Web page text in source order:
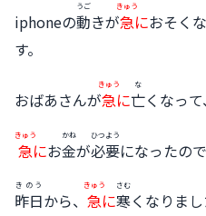
iphoneの動
うご
きが急
きゅう
におそく
す。
おばあさんが急
きゅう
に亡
な
くなっ
急
きゅう
にお金
かね
が必要
ひつよう
になったので
昨日
きのう
から、 急
きゅう
に寒
さむ
くなりま